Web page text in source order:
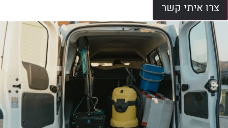
צרו איתי קשר